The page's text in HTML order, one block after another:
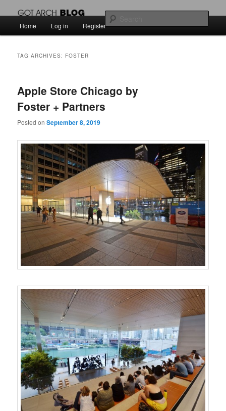
Skip
content
Skip
content
Home Log in Register
TAG ARCHIVES: FOSTER
Apple Store Chicago by
Foster + Partners
Posted onSeptember 8, 2019